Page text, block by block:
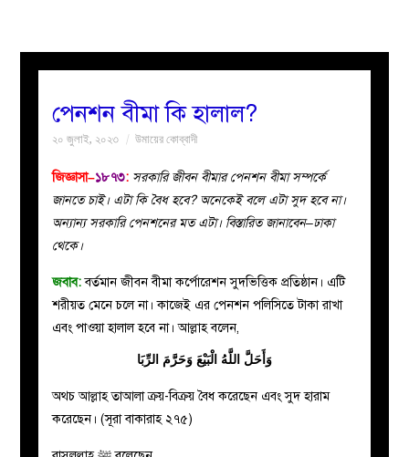
নারীদের
পাতা
মজলিস
করুন
পেনশন বীমা কি হালাল?
২০ জুলাই, ২০২৩ উমায়ের কোব্বাদী
জিজ্ঞাসা–১৮৭৩: সরকারি জীবন বীমার পেনশন বীমা সম্পর্কে
জানতে চাই। এটা কি বৈধ হবে? অনেকেই বলে এটা সুদ হবে না।
অন্যান্য সরকারি পেনশনের মত এটা। বিস্তারিত জানাবেন–ঢাকা
থেকে।
জবাব:বর্তমান জীবন বীমা কর্পোরেশন সুদভিত্তিক প্রতিষ্ঠান। এটি
শরীয়ত মেনে চলে না। কাজেই এর পেনশন পলিসিতে টাকা রাখা
এবং পাওয়া হালাল হবে না। আল্লাহ বলেন,
وَأَحَلَّ اللَّهُ الْبَيْعَ وَحَرَّمَ الرِّبَا
অথচ আল্লাহ তাআলা ক্রয়-বিক্রয় বৈধ করেছেন এবং সুদ হারাম
করেছেন। (সূরা বাকারাহ ২৭৫)